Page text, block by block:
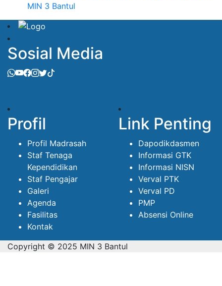
MIN 3 Bantul
Sosial Media
Profil
Profil Madrasah
Staf Tenaga
Kependidikan
Staf Pengajar
Galeri
Agenda
Fasilitas
Kontak
Link Penting
Dapodikdasmen
Informasi GTK
Informasi NISN
Verval PTK
Verval PD
PMP
Absensi Online
Copyright © 2025 MIN 3 Bantul